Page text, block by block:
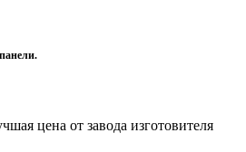
цена от завода изготовителя